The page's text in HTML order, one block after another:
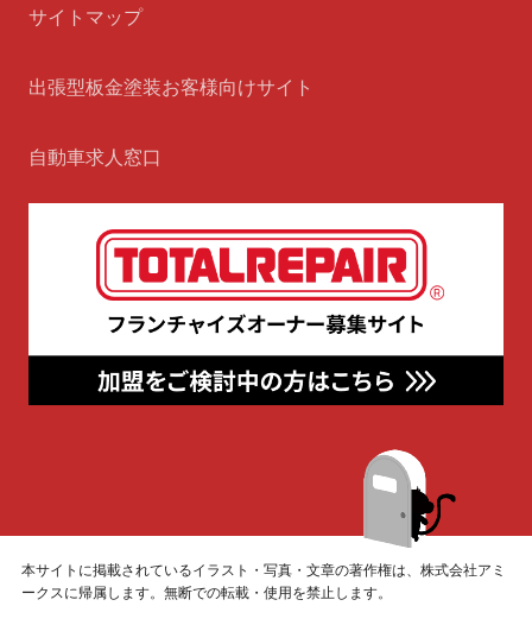
サイトマップ
出張型板金塗装お客様向けサイト
自動車求人窓口
本サイトに掲載されているイラスト・写真・文章の著作権は、株式会社アミ
ークスに帰属します。無断での転載・使用を禁止します。